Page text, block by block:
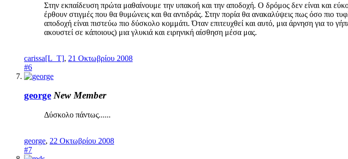
Στην εκπαίδευση πρώτα μαθαίνουμε την υπακοή και την αποδοχή. Ο δρόμος δεν είναι και
έρθουν στιγμές που θα θυμώνεις και θα αντιδράς. Στην πορία θα ανακαλύψεις πως όσο πιο
αποδοχή είναι πιστεύω πιο δύσκολο κομμάτι. Όταν επιτευχθεί και αυτό, μια άρνηση για το
ακουστεί σε κάποιους) μια γλυκιά και ειρηνική αίσθηση μέσα μας.
carissa[L_T], 21 Οκτωβρίου 2008
#6
george New Member
Δύσκολο πάντως......
george, 22 Οκτωβρίου 2008
#7